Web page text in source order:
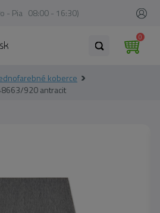
- Pia 08:00 - 16:30)
0
koberce
920 antracit